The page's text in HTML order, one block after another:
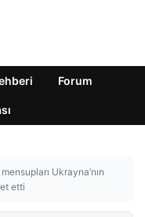
Forum
Ukrayna’nın
etti